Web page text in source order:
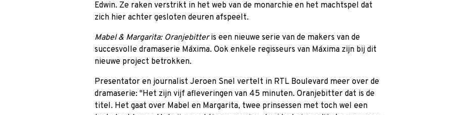
Edwin. Ze raken verstrikt in het web van de monarchie en het machtspel dat
zich hier achter gesloten deuren afspeelt.
Mabel & Margarita: Oranjebitteris een nieuwe serie van de makers van de
succesvolle dramaserie Máxima. Ook enkele regisseurs van Máxima zijn bij dit
nieuwe project betrokken.
Presentator en journalist Jeroen Snel vertelt in RTL Boulevard meer over de
dramaserie: ''Het zijn vijf afleveringen van 45 minuten. Oranjebitter dat is de
titel. Het gaat over Mabel en Margarita, twee prinsessen met toch wel een